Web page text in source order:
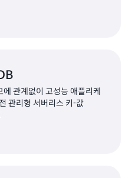
문에 그럴 필요가 전혀 없습
변경 불가능한 인프라 개념을
했습니다. 이를 통해 인프라
포 프로세스의 예측 가능성이
비스를 사용하면 트래픽 및
으로 규모 조정할 수 있습니
관계없이 고성능 애플리케
관리형 서버리스 키-값